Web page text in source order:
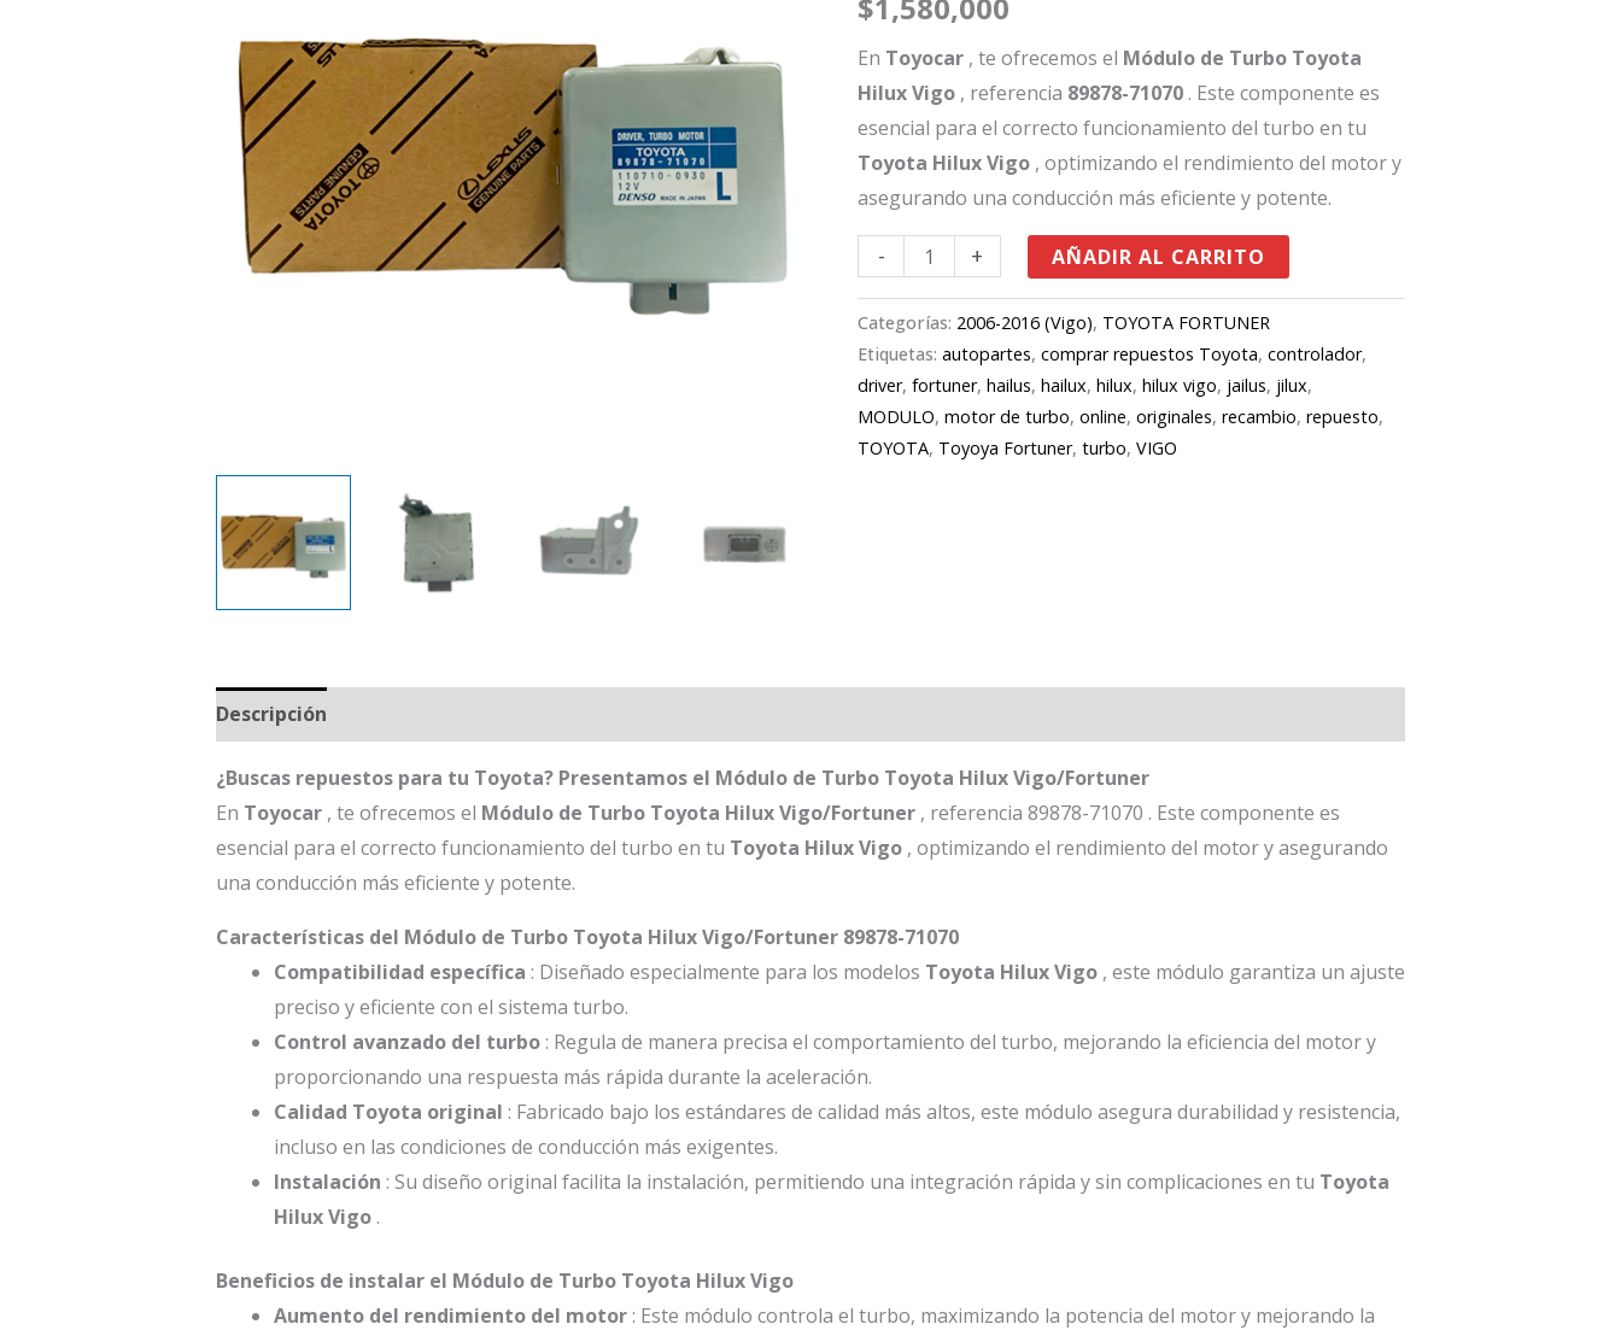
$1,580,000
En Toyocar , te ofrecemos el Módulo de Turbo Toyota
Hilux Vigo , referencia 89878-71070 . Este componente es
esencial para el correcto funcionamiento del turbo en tu
Toyota Hilux Vigo , optimizando el rendimiento del motor y
asegurando una conducción más eficiente y potente.
-
Hilux
Vigo/Fortuner
89878-
71070
cantidad
+ AÑADIR AL CARRITO
Categorías: 2006-2016 (Vigo), TOYOTA FORTUNER
Etiquetas:autopartes,comprar repuestos Toyota,controlador,
driver,fortuner,hailus,hailux,hilux,hilux vigo, jailus, jilux,
MODULO,motor de turbo,online,originales,recambio,repuesto,
TOYOTA, Toyoya Fortuner,turbo,VIGO
Descripción
¿Buscas repuestos para tu Toyota? Presentamos el Módulo de Turbo Toyota Hilux Vigo/Fortuner
En Toyocar, te ofrecemos el Módulo de Turbo Toyota Hilux Vigo/Fortuner, referencia 89878-71070 . Este componente es
esencial para el correcto funcionamiento del turbo en tu Toyota Hilux Vigo, optimizando el rendimiento del motor y asegurando
una conducción más eficiente y potente.
Características del Módulo de Turbo Toyota Hilux Vigo/Fortuner 89878-71070
Compatibilidad específica : Diseñado especialmente para los modelos Toyota Hilux Vigo, este módulo garantiza un ajuste
preciso y eficiente con el sistema turbo.
Control avanzado del turbo: Regula de manera precisa el comportamiento del turbo, mejorando la eficiencia del motor y
proporcionando una respuesta más rápida durante la aceleración.
Calidad Toyota original : Fabricado bajo los estándares de calidad más altos, este módulo asegura durabilidad y resistencia,
incluso en las condiciones de conducción más exigentes.
Instalación : Su diseño original facilita la instalación, permitiendo una integración rápida y sin complicaciones en tu Toyota
Hilux Vigo.
Beneficios de instalar el Módulo de Turbo Toyota Hilux Vigo
Aumento del rendimiento del motor: Este módulo controla el turbo, maximizando la potencia del motor y mejorando la